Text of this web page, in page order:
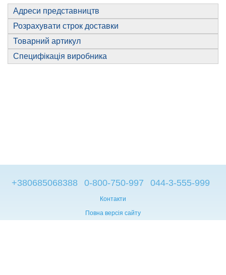
Адреси представництв
Розрахувати строк доставки
Товарний артикул
Специфікація виробника
+380685068388 0-800-750-997 044-3-555-999
Контакти
Повна версія сайту